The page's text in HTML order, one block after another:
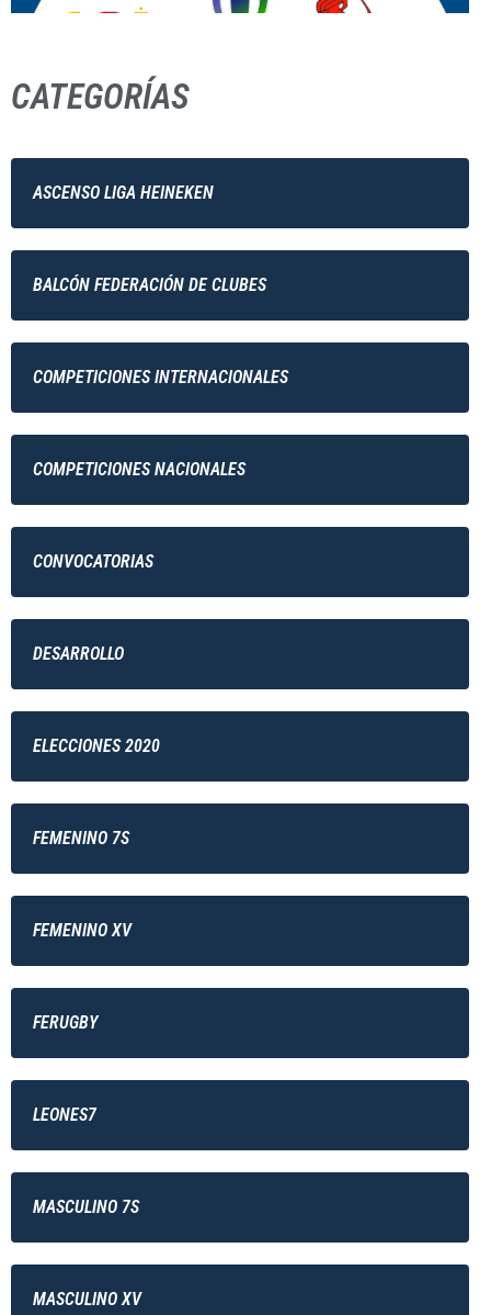
CATEGORÍAS
ASCENSO LIGA HEINEKEN
BALCÓN FEDERACIÓN DE CLUBES
COMPETICIONES INTERNACIONALES
COMPETICIONES NACIONALES
CONVOCATORIAS
DESARROLLO
ELECCIONES 2020
FEMENINO 7S
FEMENINO XV
FERUGBY
LEONES7
MASCULINO 7S
MASCULINO XV